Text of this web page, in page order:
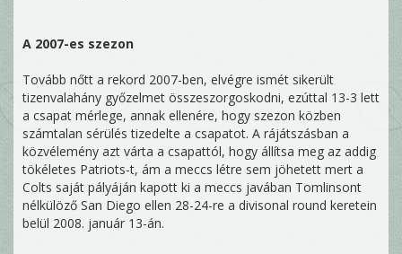
A 2007-es szezon
Tovább nőtt a rekord 2007-ben, elvégre ismét sikerült
tizenvalahány győzelmet összeszorgoskodni, ezúttal 13-3 lett
a csapat mérlege, annak ellenére, hogy szezon közben
számtalan sérülés tizedelte a csapatot. A rájátszásban a
közvélemény azt várta a csapattól, hogy állítsa meg az addig
tökéletes Patriots-t, ám a meccs létre sem jöhetett mert a
Colts saját pályáján kapott ki a meccs javában Tomlinsont
nélkülöző San Diego ellen 28-24-re a divisonal round keretein
belül 2008. január 13-án.